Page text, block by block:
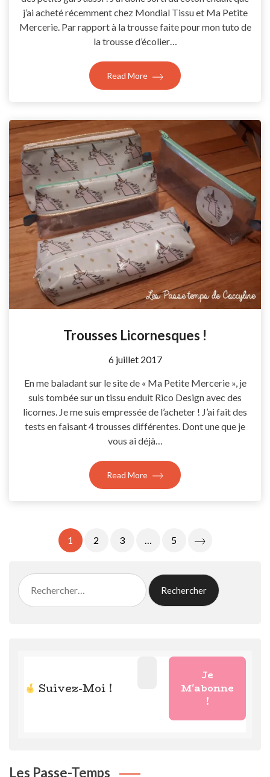
j’ai acheté récemment chez Mondial Tissu et Ma Petite
Mercerie. Par rapport à la trousse faite pour mon tuto de
la trousse d’écolier…
Read More
Trousses Licornesques !
by
6 juillet 2017
En me baladant sur le site de « Ma Petite Mercerie », je
suis tombée sur un tissu enduit Rico Design avec des
licornes. Je me suis empressée de l’acheter ! J’ai fait des
tests en faisant 4 trousses différentes. Dont une que je
vous ai déjà…
Read More
Pagination 1 2 3 … 5
Rechercher :
Suivez-Moi !
Les Passe-Temps